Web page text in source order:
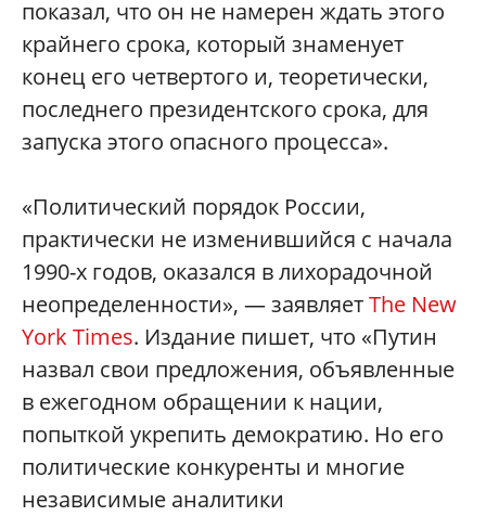
показал, что он не намерен ждать этого
крайнего срока, который знаменует
конец его четвертого и, теоретически,
последнего президентского срока, для
запуска этого опасного процесса».
«Политический порядок России,
практически не изменившийся с начала
1990-х годов, оказался в лихорадочной
неопределенности», — заявляетThe New
York Times. Издание пишет, что «Путин
назвал свои предложения, объявленные
в ежегодном обращении к нации,
попыткой укрепить демократию. Но его
политические конкуренты и многие
независимые аналитики